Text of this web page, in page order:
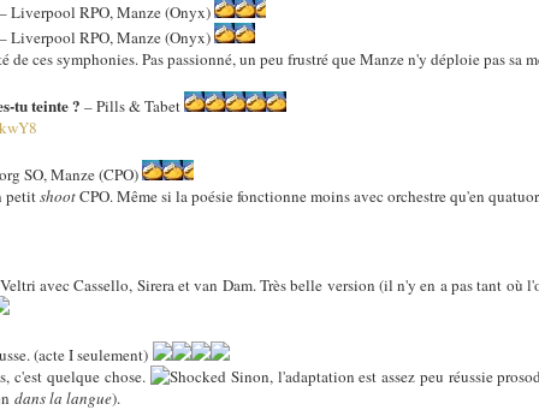
Liverpool RPO, Manze (Onyx)
Liverpool RPO, Manze (Onyx)
ces symphonies. Pas passionné, un peu frustré que Manze n'y déploie pas sa
tu teinte ?– Pills & Tabet
SO, Manze (CPO)
petitshootCPO. Même si la poésie fonctionne moins avec orchestre qu'en
avec Cassello, Sirera et van Dam. Très belle version (il n'y en a pas tant où
(acte I seulement)
c'est quelque chose.
Sinon, l'adaptation est assez peu réussie
dans la langue).